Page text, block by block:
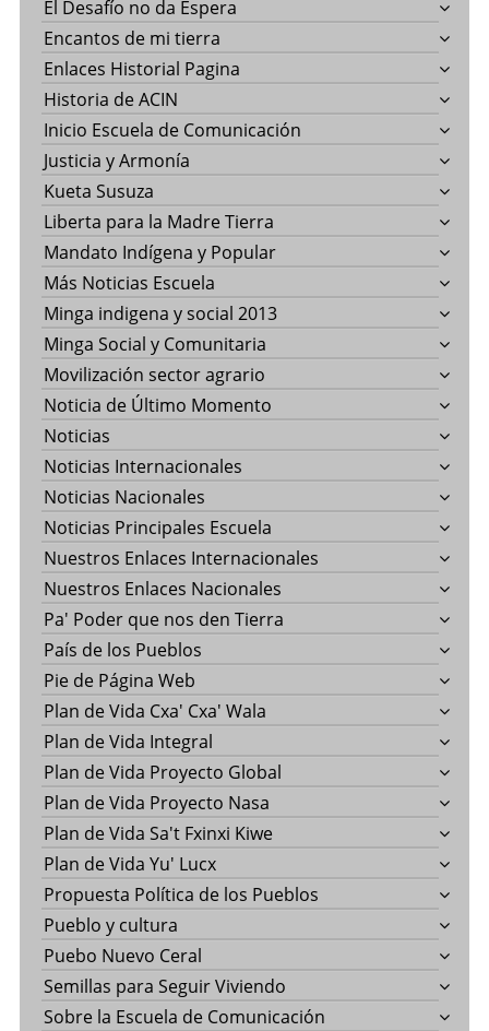
El Desafío no da Espera
Encantos de mi tierra
Enlaces Historial Pagina
Historia de ACIN
Inicio Escuela de Comunicación
Justicia y Armonía
Kueta Susuza
Liberta para la Madre Tierra
Mandato Indígena y Popular
Más Noticias Escuela
Minga indigena y social 2013
Minga Social y Comunitaria
Movilización sector agrario
Noticia de Último Momento
Noticias
Noticias Internacionales
Noticias Nacionales
Noticias Principales Escuela
Nuestros Enlaces Internacionales
Nuestros Enlaces Nacionales
Pa' Poder que nos den Tierra
País de los Pueblos
Pie de Página Web
Plan de Vida Cxa' Cxa' Wala
Plan de Vida Integral
Plan de Vida Proyecto Global
Plan de Vida Proyecto Nasa
Plan de Vida Sa't Fxinxi Kiwe
Plan de Vida Yu' Lucx
Propuesta Política de los Pueblos
Pueblo y cultura
Puebo Nuevo Ceral
Semillas para Seguir Viviendo
Sobre la Escuela de Comunicación